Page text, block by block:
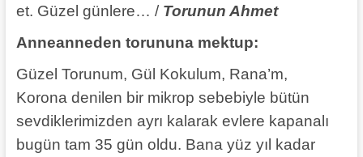
et. Güzel günlere… / Torunun Ahmet
Anneanneden torununa mektup:
Güzel Torunum, Gül Kokulum, Rana’m,
Korona denilen bir mikrop sebebiyle bütün
sevdiklerimizden ayrı kalarak evlere kapanalı
bugün tam 35 gün oldu. Bana yüz yıl kadar